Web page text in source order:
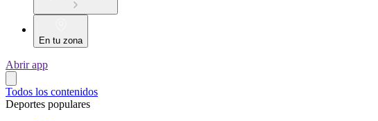
En tu zona
Abrir app
Todos los contenidos
Deportes populares